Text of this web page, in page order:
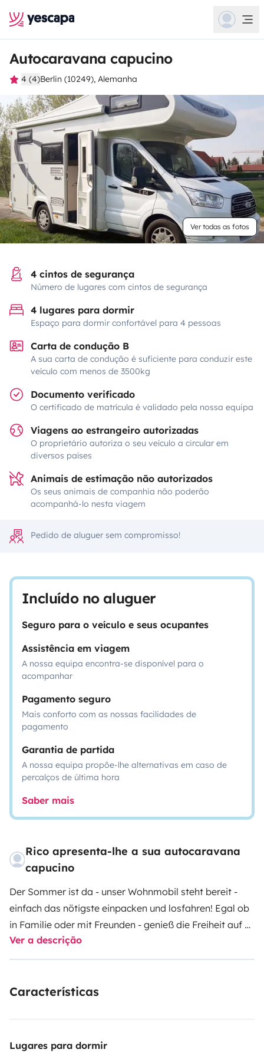
Autocaravana capucino
4 (4)Berlin (10249), Alemanha
Ver todas as fotos
4 cintos de segurança
Número de lugares com cintos de segurança
4 lugares para dormir
Espaço para dormir confortável para 4 pessoas
Carta de condução B
A sua carta de condução é suficiente para conduzir este
veículo com menos de 3500kg
Documento verificado
O certificado de matrícula é validado pela nossa equipa
Viagens ao estrangeiro autorizadas
O proprietário autoriza o seu veículo a circular em
diversos países
Animais de estimação não autorizados
Os seus animais de companhia não poderão
acompanhá-lo nesta viagem
Pedido de aluguer sem compromisso!
Incluído no aluguer
Seguro para o veículo e seus ocupantes
Assistência em viagem
A nossa equipa encontra-se disponível para o
acompanhar
Pagamento seguro
Mais conforto com as nossas facilidades de
pagamento
Garantia de partida
A nossa equipa propõe-lhe alternativas em caso de
percalços de última hora
Saber mais
Rico apresenta-lhe a sua autocaravana
capucino
Der Sommer ist da - unser Wohnmobil steht bereit -
einfach das nötigste einpacken und losfahren! Egal ob
in Familie oder mit Freunden - genieß die Freiheit auf 4
Rädern!Familientraum für 4 Personen - Neuwertiges
Wohnmobil mit Luxusausstattung Baujahr 2019 in
Wohnmobil, da wir leider nicht permanent damit
Flughafen Schönefeld statt. Bei der Übergabe ist eine
Ver a descrição
Características
Lugares para dormir